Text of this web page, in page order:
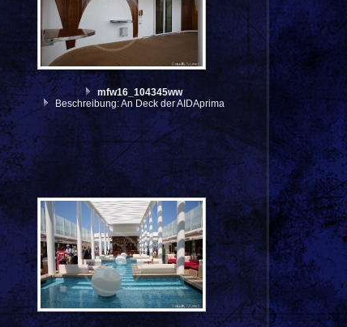
mfw16_104345ww
Beschreibung: An Deck der AIDAprima